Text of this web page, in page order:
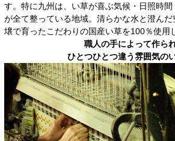
す。特に九州は、い草が喜ぶ気候・日照時
が全て整っている地域。清らかな水と澄ん
壌で育ったこだわりの国産い草を100％使用
職人の手によって作ら
ひとつひとつ違う雰囲気の